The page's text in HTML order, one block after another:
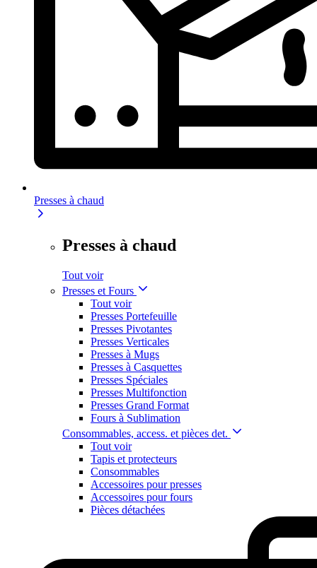
Presses à chaud
Presses à chaud
Tout voir
Presses et Fours
Tout voir
Presses Portefeuille
Presses Pivotantes
Presses Verticales
Presses à Mugs
Presses à Casquettes
Presses Spéciales
Presses Multifonction
Presses Grand Format
Fours à Sublimation
Consommables, access. et pièces det.
Tout voir
Tapis et protecteurs
Consommables
Accessoires pour presses
Accessoires pour fours
Pièces détachées